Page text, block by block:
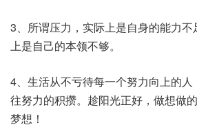
3、所谓压力，实际上是自身的能力
上是自己的本领不够。
4、生活从不亏待每一个努力向上的
往努力的积攒。趁阳光正好，做想做
梦想！